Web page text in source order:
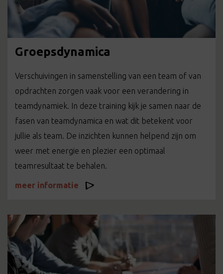
Groepsdynamica
Verschuivingen in samenstelling van een team of van
opdrachten zorgen vaak voor een verandering in
teamdynamiek. In deze training kijk je samen naar de
fasen van teamdynamica en wat dit betekent voor
jullie als team. De inzichten kunnen helpend zijn om
weer met energie en plezier een optimaal
teamresultaat te behalen.
meer informatie